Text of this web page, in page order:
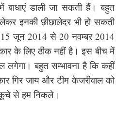
बाधाएं डाली जा सकती हैं। बहुत
इनकी छीछालेदर भी हो सकती
जून 2014 से 20 नवम्बर 2014
के लिए ठीक नहीं है। इस बीच में
लगेगा। बहुत सम्भावना है कि कहीं
गिर जाय और टीम केजरीवाल को
से हम निकले।